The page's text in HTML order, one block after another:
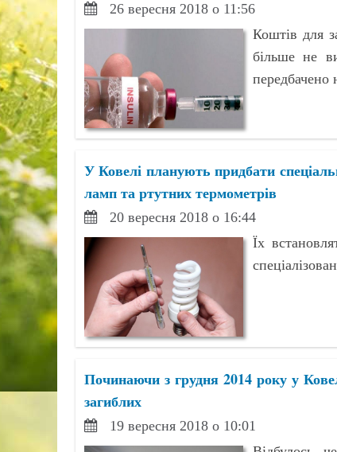
26 вересня 2018 о 11:56
Коштів для
більше не
передбачено
У Ковелі планують придбати
ламп та ртутних термометрів
20 вересня 2018 о 16:44
Їх
Починаючи з грудня 2014 року у
загиблих
19 вересня 2018 о 10:01